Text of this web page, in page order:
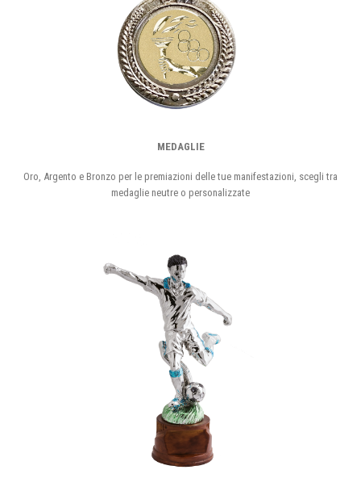
MEDAGLIE
Oro, Argento e Bronzo per le premiazioni delle tue manifestazioni, scegli tra
medaglie neutre o personalizzate